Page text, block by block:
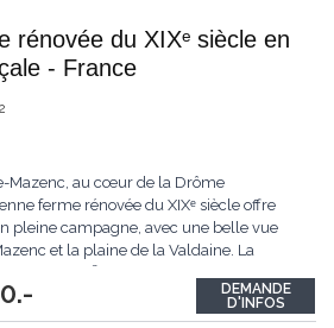
rénovée du XIXᵉ siècle en
- France
2
Mazenc, au cœur de la Drôme
ferme rénovée du XIXᵉ siècle offre
pleine campagne, avec une belle vue
et la plaine de la Valdaine. La
grand terrain arboré d’environ 5’000
...
DEMANDE
D'INFOS